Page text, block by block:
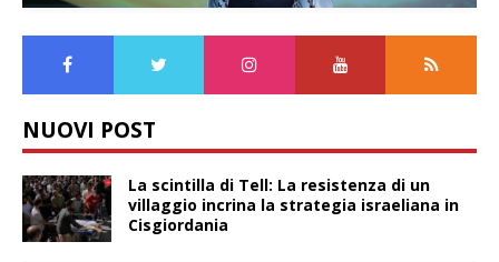
NUOVI POST
La scintilla di Tell: La resistenza di un
villaggio incrina la strategia israeliana in
Cisgiordania